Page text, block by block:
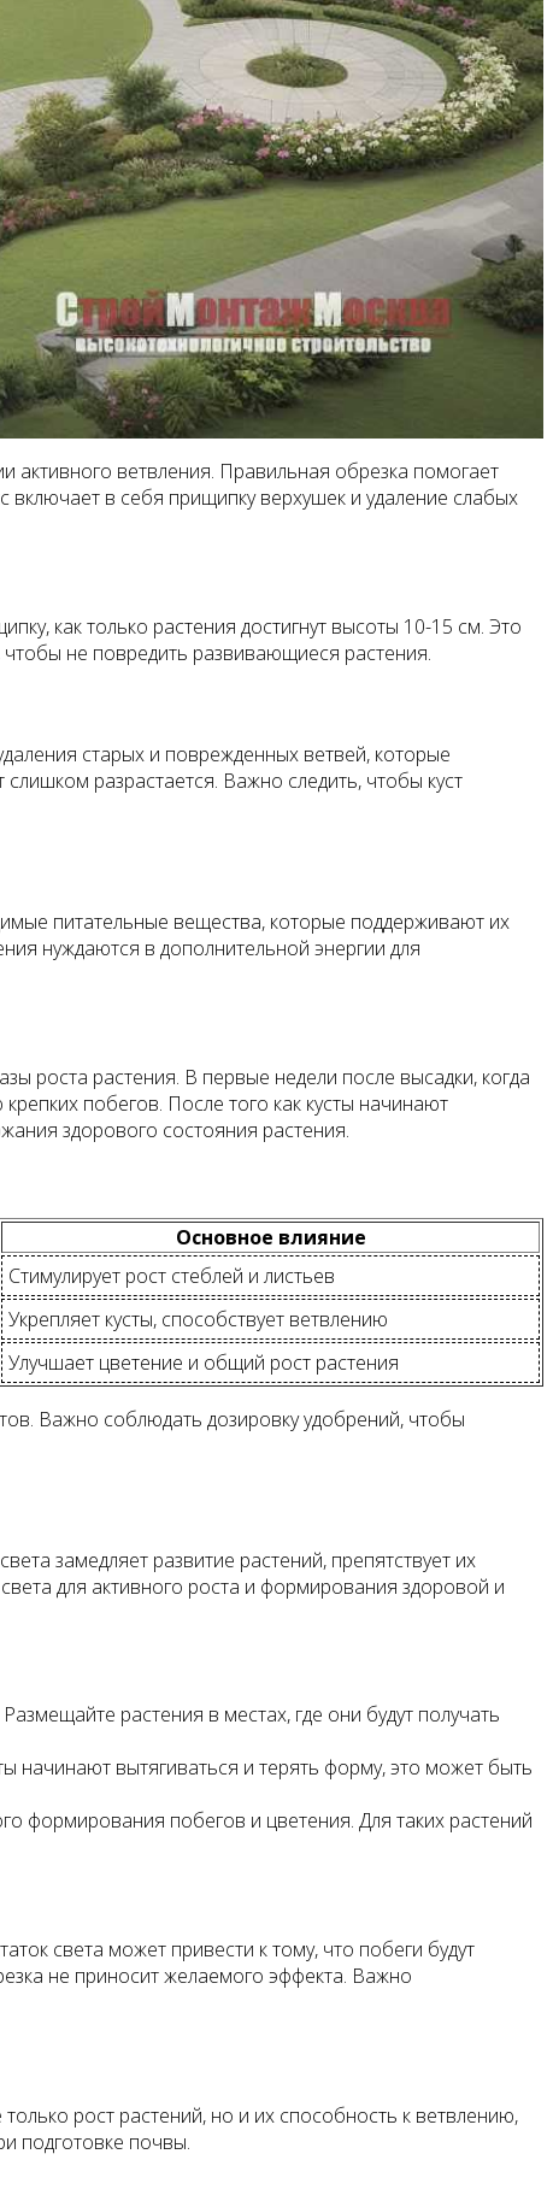
ветвления. Правильная обрезка помогает
в себя прищипку верхушек и удаление слабых
как только растения достигнут высоты 10-15 см. Это
чтобы не повредить развивающиеся растения.
старых и поврежденных ветвей, которые
разрастается. Важно следить, чтобы куст
питательные вещества, которые поддерживают их
нуждаются в дополнительной энергии для
роста растения. В первые недели после высадки, когда
побегов. После того как кусты начинают
здорового состояния растения.
Основное влияние
Стимулирует рост стеблей и листьев
Укрепляет кусты, способствует ветвлению
Улучшает цветение и общий рост растения
Важно соблюдать дозировку удобрений, чтобы
замедляет развитие растений, препятствует их
для активного роста и формирования здоровой и
растения в местах, где они будут получать
начинают вытягиваться и терять форму, это может быть
формирования побегов и цветения. Для таких растений
света может привести к тому, что побеги будут
не приносит желаемого эффекта. Важно
рост растений, но и их способность к ветвлению,
подготовке почвы.